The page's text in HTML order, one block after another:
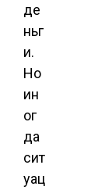
де
ньг
и.
Но
ин
ог
да
сит
уац